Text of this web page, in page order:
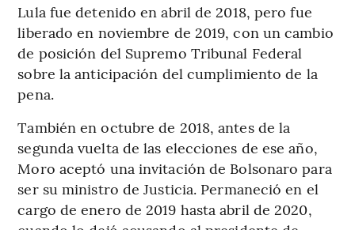
Lula fue detenido en abril de 2018, pero fue
liberado en noviembre de 2019, con un cambio
de posición del Supremo Tribunal Federal
sobre la anticipación del cumplimiento de la
pena.
También en octubre de 2018, antes de la
segunda vuelta de las elecciones de ese año,
Moro aceptó una invitación de Bolsonaro para
ser su ministro de Justicia. Permaneció en el
cargo de enero de 2019 hasta abril de 2020,